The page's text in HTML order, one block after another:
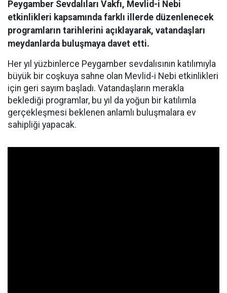
Peygamber Sevdalıları Vakfı, Mevlid-i Nebi
etkinlikleri kapsamında farklı illerde düzenlenecek
programların tarihlerini açıklayarak, vatandaşları
meydanlarda buluşmaya davet etti.
Her yıl yüzbinlerce Peygamber sevdalısının katılımıyla
büyük bir coşkuya sahne olan Mevlid-i Nebi etkinlikleri
için geri sayım başladı. Vatandaşların merakla
beklediği programlar, bu yıl da yoğun bir katılımla
gerçekleşmesi beklenen anlamlı buluşmalara ev
sahipliği yapacak.